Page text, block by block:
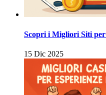
Scopri i Migliori Siti
15 Dic 2025